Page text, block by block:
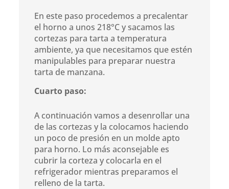
En este paso procedemos a precalentar
el horno a unos 218°C y sacamos las
cortezas para tarta a temperatura
ambiente, ya que necesitamos que estén
manipulables para preparar nuestra
tarta de manzana.
Cuarto paso:
A continuación vamos a desenrollar una
de las cortezas y la colocamos haciendo
un poco de presión en un molde apto
para horno. Lo más aconsejable es
cubrir la corteza y colocarla en el
refrigerador mientras preparamos el
relleno de la tarta.